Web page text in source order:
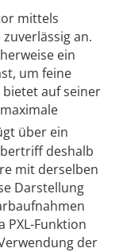
mittels
an.
ein
um feine
bietet auf seiner
über ein
deshalb
mit derselben
Darstellung
PXL-Funktion
der